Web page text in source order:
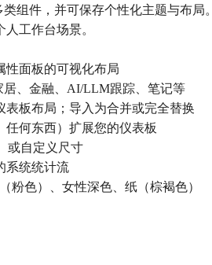
组件，并可保存个性化主题与布局。
工作台场景。
面板的可视化布局
、金融、AI/LLM跟踪、笔记等
板布局；导入为合并或完全替换
何东西）扩展您的仪表板
或自定义尺寸
系统统计流
色）、女性深色、纸（棕褐色）